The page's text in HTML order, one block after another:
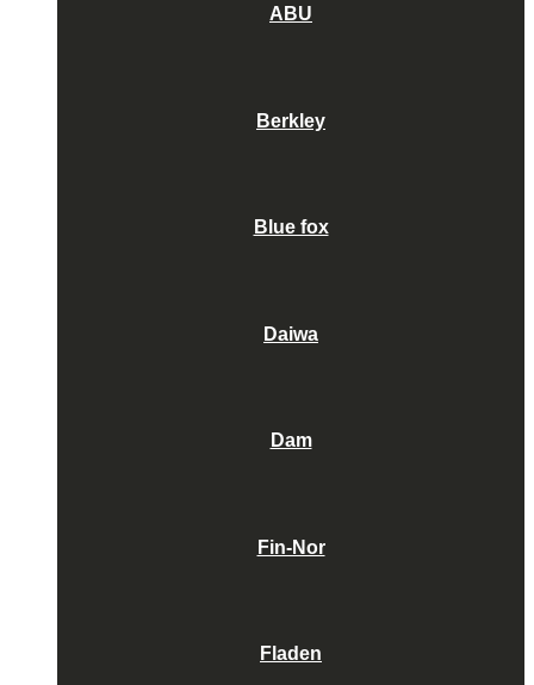
ABU
Berkley
Blue fox
Daiwa
Dam
Fin-Nor
Fladen